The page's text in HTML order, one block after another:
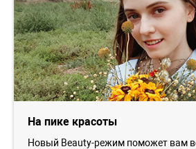
На пике красоты
Новый Beauty-режим поможет вам